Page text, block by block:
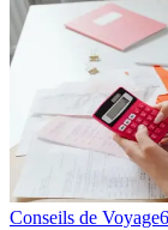
Conseils de Voyage6